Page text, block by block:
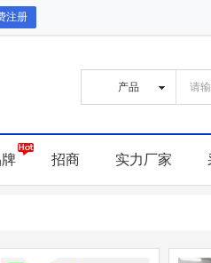
注册
招商 实力厂家